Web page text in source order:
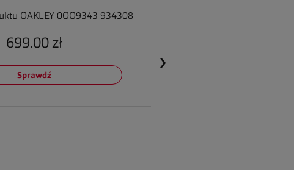
699.00 zł
Sprawdź
›